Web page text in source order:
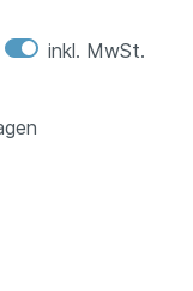
inkl. MwSt.